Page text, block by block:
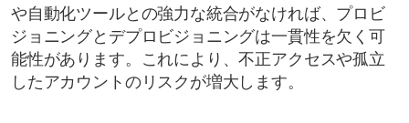
や自動化ツールとの強力な統合がなければ、プロビ
ジョニングとデプロビジョニングは一貫性を欠く可
能性があります。これにより、不正アクセスや孤立
したアカウントのリスクが増大します。